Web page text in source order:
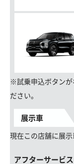
※試乗申込ボタンが
ださい。
展示車
現在この店舗に展
アフターサービス